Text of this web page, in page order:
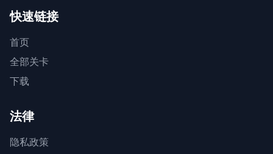
快速链接
首页
全部关卡
下载
法律
隐私政策